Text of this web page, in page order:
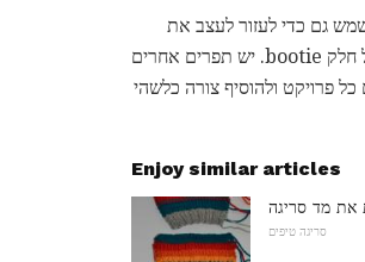
גם כדי לעזור לעצב את
הפרויקט שלך. אתה תמצא לעתים קרובות זה תפר המשמש לדברים כמו נעלי תינוק כאשר יוצרים את הקרסול חלק bootie. יש תפרים אחרים
פרויקט ולהוסיף צורה כלשהי
Enjoy similar articles
את מד סריגה
סריגה טיפים